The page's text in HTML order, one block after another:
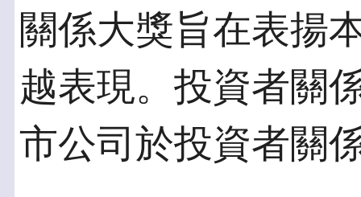
關係大獎旨在表揚
越表現。投資者關
市公司於投資者關